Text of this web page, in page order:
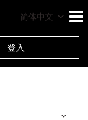
简体中文
登入